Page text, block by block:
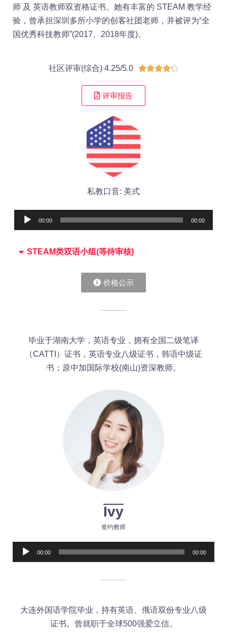
师 及 英语教师双资格证书。她有丰富的 STEAM 教学经
验，曾承担深圳多所小学的创客社团老师，并被评为“全
国优秀科技教师”(2017、2018年度)。
社区评审(综合) 4.25/5.0 
评审报告
私教口音: 美式
Audio
Player
00:00 00:00
STEAM类双语小组(等待审核)
价格公示
毕业于湖南大学，英语专业，拥有全国二级笔译
（CATTI）证书，英语专业八级证书，韩语中级证
书；原中加国际学校(南山)资深教师。
Ivy
签约教师
Audio
Player
00:00 00:00
大连外国语学院毕业，持有英语、俄语双份专业八级
证书。曾就职于全球500强爱立信。